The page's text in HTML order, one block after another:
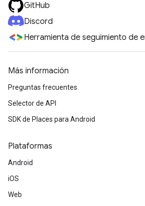
GitHub
Discord
Herramienta de seguimiento de
Más información
Preguntas frecuentes
Selector de API
SDK de Places para Android
Plataformas
Android
iOS
Web